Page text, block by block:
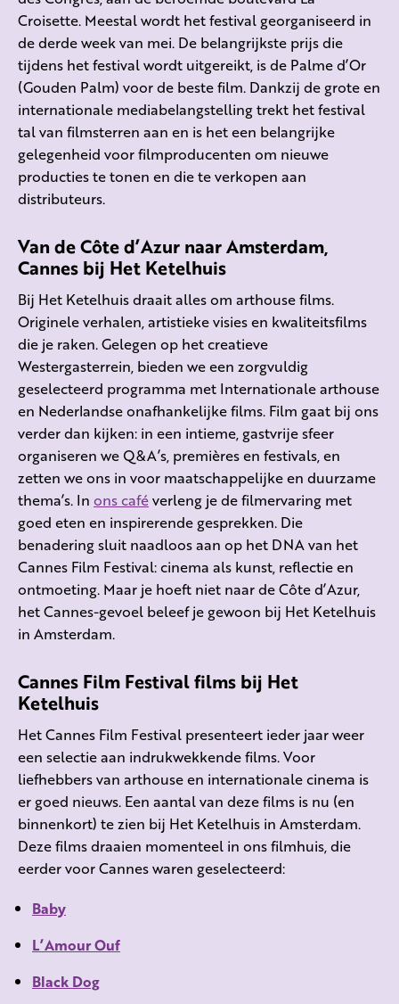
Croisette. Meestal wordt het festival georganiseerd in
de derde week van mei. De belangrijkste prijs die
tijdens het festival wordt uitgereikt, is de Palme d’Or
(Gouden Palm) voor de beste film. Dankzij de grote en
internationale mediabelangstelling trekt het festival
tal van filmsterren aan en is het een belangrijke
gelegenheid voor filmproducenten om nieuwe
producties te tonen en die te verkopen aan
distributeurs.
Van de Côte d’Azur naar Amsterdam,
Cannes bij Het Ketelhuis
Bij Het Ketelhuis draait alles om arthouse films.
Originele verhalen, artistieke visies en kwaliteitsfilms
die je raken. Gelegen op het creatieve
Westergasterrein, bieden we een zorgvuldig
geselecteerd programma met Internationale arthouse
en Nederlandse onafhankelijke films. Film gaat bij ons
verder dan kijken: in een intieme, gastvrije sfeer
organiseren we Q&A’s, premières en festivals, en
zetten we ons in voor maatschappelijke en duurzame
thema’s. In ons caféverleng je de filmervaring met
goed eten en inspirerende gesprekken. Die
benadering sluit naadloos aan op het DNA van het
Cannes Film Festival: cinema als kunst, reflectie en
ontmoeting. Maar je hoeft niet naar de Côte d’Azur,
het Cannes-gevoel beleef je gewoon bij Het Ketelhuis
in Amsterdam.
Cannes Film Festival films bij Het
Ketelhuis
Het Cannes Film Festival presenteert ieder jaar weer
een selectie aan indrukwekkende films. Voor
liefhebbers van arthouse en internationale cinema is
er goed nieuws. Een aantal van deze films is nu (en
binnenkort) te zien bij Het Ketelhuis in Amsterdam.
Deze films draaien momenteel in ons filmhuis, die
eerder voor Cannes waren geselecteerd:
Baby
L’Amour Ouf
Black Dog